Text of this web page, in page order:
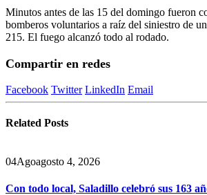
Minutos antes de las 15 del domingo fueron
bomberos voluntarios a raíz del siniestro de
215. El fuego alcanzó todo al rodado.
Compartir en redes
Facebook Twitter LinkedIn Email
Related Posts
04Agoagosto 4, 2026
Con todo local, Saladillo celebró sus 163